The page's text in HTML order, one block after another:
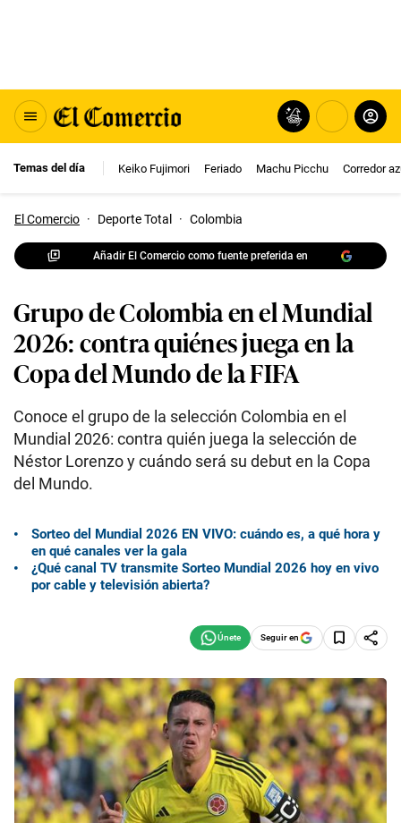
Temas del día Keiko Fujimori Feriado Machu Picchu Corredor
El Comercio · Deporte Total · Colombia
Añadir El Comercio como fuente preferida en
Grupo de Colombia en el Mundial
2026: contra quiénes juega en la
Copa del Mundo de la FIFA
Conoce el grupo de la selección Colombia en el
Mundial 2026: contra quién juega la selección de
Néstor Lorenzo y cuándo será su debut en la Copa
del Mundo.
Sorteo del Mundial 2026 EN VIVO: cuándo es, a qué hora y
en qué canales ver la gala
¿Qué canal TV transmite Sorteo Mundial 2026 hoy en vivo
por cable y televisión abierta?
Seguir en